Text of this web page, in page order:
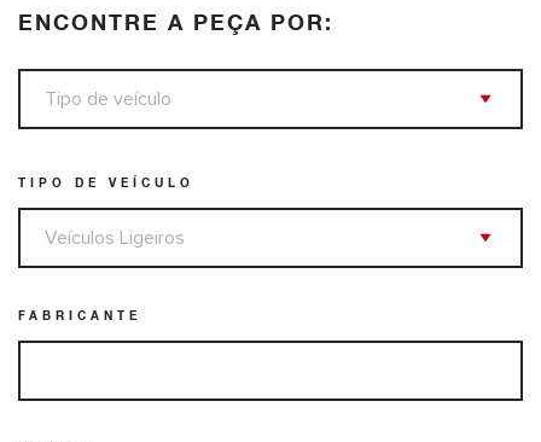
ENCONTRE A PEÇA POR:
TIPO DE VEÍCULO
FABRICANTE